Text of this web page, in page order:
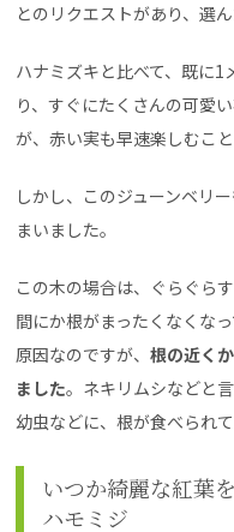
とのリクエストがあり、選ん
ハナミズキと比べて、既に1
り、すぐにたくさんの可愛
が、赤い実も早速楽しむこと
しかし、このジューンベリ
まいました。
この木の場合は、ぐらぐら
間にか根がまったくなくな
原因なのですが、 根の近く
ました。ネキリムシなどと
幼虫などに、根が食べられて
いつか綺麗な紅葉
ハモミジ